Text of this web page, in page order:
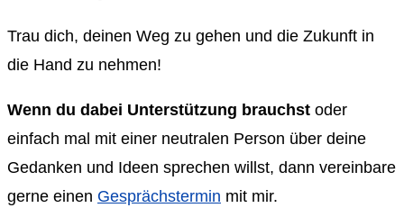
Trau dich, deinen Weg zu gehen und die Zukunft in
die Hand zu nehmen!
Wenn du dabei Unterstützung brauchst oder
einfach mal mit einer neutralen Person über deine
Gedanken und Ideen sprechen willst, dann vereinbare
gerne einen Gesprächstermin mit mir.